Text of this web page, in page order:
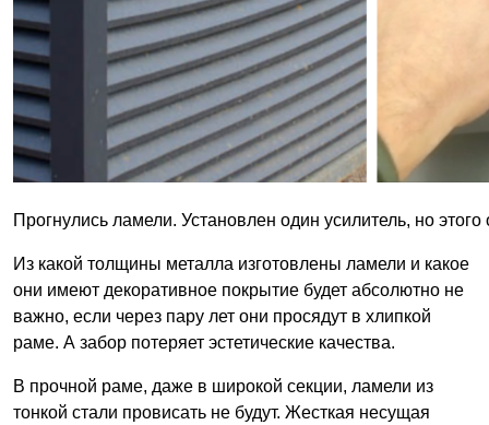
Прогнулись ламели. Установлен один усилитель, но этого
Из какой толщины металла изготовлены ламели и какое
они имеют декоративное покрытие будет абсолютно не
важно, если через пару лет они просядут в хлипкой
раме. А забор потеряет эстетические качества.
В прочной раме, даже в широкой секции, ламели из
тонкой стали провисать не будут. Жесткая несущая